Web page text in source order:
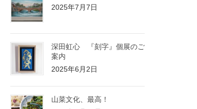
2025年7月7日
深田虹心 『刻字』個展のご
案内
2025年6月2日
山菜文化、最高！